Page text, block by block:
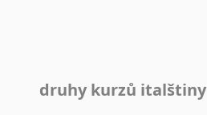
druhy kurzů italštiny